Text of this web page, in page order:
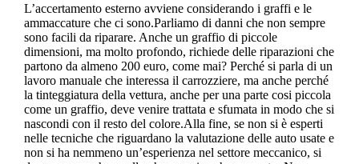
L’accertamento esterno avviene considerando i graffi e le
ammaccature che ci sono.Parliamo di danni che non sempre
sono facili da riparare. Anche un graffio di piccole
dimensioni, ma molto profondo, richiede delle riparazioni che
partono da almeno 200 euro, come mai? Perché si parla di un
lavoro manuale che interessa il carrozziere, ma anche perché
la tinteggiatura della vettura, anche per una parte cosi piccola
come un graffio, deve venire trattata e sfumata in modo che si
nascondi con il resto del colore.Alla fine, se non si è esperti
nelle tecniche che riguardano la valutazione delle auto usate e
non si ha nemmeno un’esperienza nel settore meccanico, si